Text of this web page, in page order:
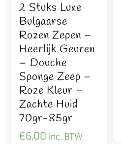
2 Stuks Luxe
Bulgaarse
Rozen Zepen –
Heerlijk Geuren
– Douche
Sponge Zeep –
Roze Kleur –
Zachte Huid
70gr-85gr
€6,00 inc. BTW